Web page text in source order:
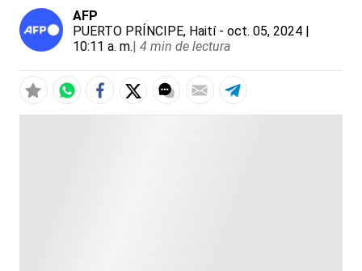
AFP
PUERTO PRÍNCIPE, Haití- oct. 05, 2024 |
10:11 a. m.| 4 min de lectura